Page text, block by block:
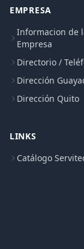
EMPRESA
Informacion de
Empresa
Directorio /
Dirección
Dirección Quito
LINKS
Catálogo